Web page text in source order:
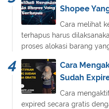
Shopee
Cara melihat
terhapus harus
proses alokasi barang
Cara
Sudah
Cara
expired secara gratis